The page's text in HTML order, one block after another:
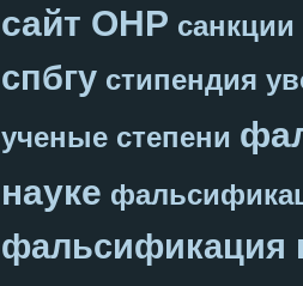
сайт ОНР санкции
спбгу стипендия
ученые степени
науке
фальсификация